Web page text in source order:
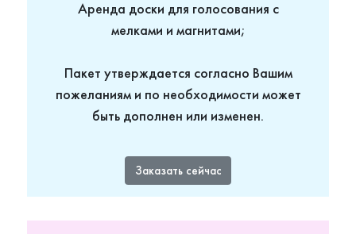
Аренда доски для голосования с
мелками и магнитами;
Пакет утверждается согласно Вашим
пожеланиям и по необходимости может
быть дополнен или изменен.
Заказать сейчас